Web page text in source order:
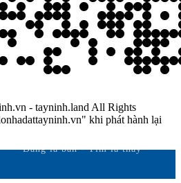
- tayninh.land All Rights
khi phát hành lại
Đăng là bán - Tìm là thấy